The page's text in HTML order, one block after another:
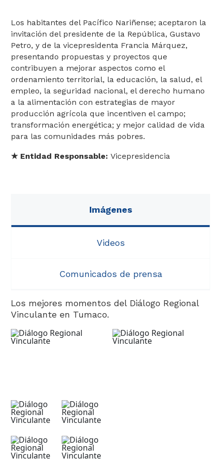
Análisis
Los habitantes del Pacífico Nariñense; aceptaron la
invitación del presidente de la República, Gustavo
Petro, y de la vicepresidenta Francia Márquez,
presentando propuestas y proyectos que
contribuyen a mejorar aspectos como el
ordenamiento territorial, la educación, la salud, el
empleo, la seguridad nacional, el derecho humano
a la alimentación con estrategias de mayor
producción agrícola que incentiven el campo;
transformación energética; y mejor calidad de vida
para las comunidades más pobres.​
★​ Entidad Responsable:Vicepresidencia
Imágenes
Videos
Comunicados de prensa
Los mejores momentos del Diálogo Regional
Vinculante en Tumaco.